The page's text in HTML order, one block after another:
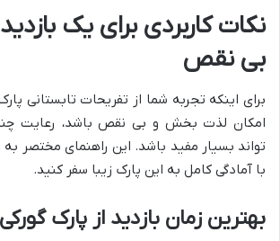
نکات کاربردی برای یک
بی نقص
برای اینکه تجربه شما از تفریحات تابستانی
امکان لذت بخش و بی نقص باشد، رعایت
تواند بسیار مفید باشد. این راهنمای مختصر
با آمادگی کامل به این پارک زیبا سفر کنید.
بهترین زمان بازدید از پارک